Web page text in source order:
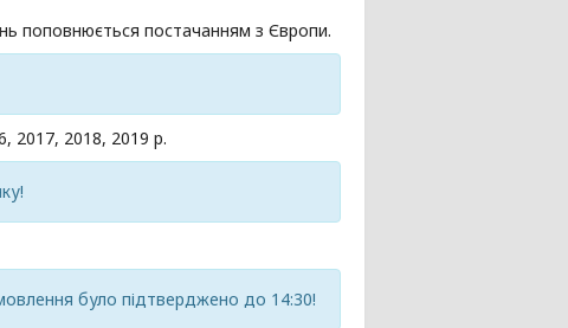
поповнюється постачанням з Європи.
2017, 2018, 2019 р.
було підтверджено до 14:30!